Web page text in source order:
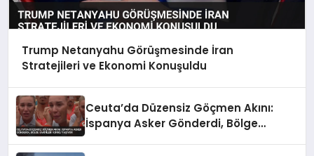
Trump Netanyahu Görüşmesinde İran
Stratejileri ve Ekonomi Konuşuldu
Ceuta’da Düzensiz Göçmen Akını:
İspanya Asker Gönderdi, Bölge